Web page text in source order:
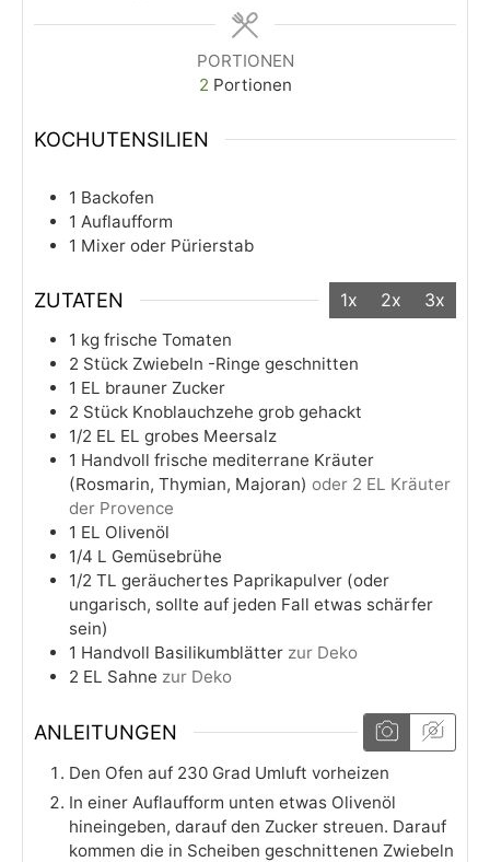
PORTIONEN
2 Portionen
KOCHUTENSILIEN
1 Backofen
1 Auflaufform
1 Mixer oder Pürierstab
ZUTATEN 1x 2x 3x
1 kg frische Tomaten
2 Stück Zwiebeln -Ringe geschnitten
1 EL brauner Zucker
2 Stück Knoblauchzehe grob gehackt
1/2 EL EL grobes Meersalz
1 Handvoll frische mediterrane Kräuter
(Rosmarin, Thymian, Majoran) oder 2 EL Kräuter
der Provence
1 EL Olivenöl
1/4 L Gemüsebrühe
1/2 TL geräuchertes Paprikapulver (oder
ungarisch, sollte auf jeden Fall etwas schärfer
sein)
1 Handvoll Basilikumblätter zur Deko
2 EL Sahne zur Deko
ANLEITUNGEN
Den Ofen auf 230 Grad Umluft vorheizen
In einer Auflaufform unten etwas Olivenöl
hineingeben, darauf den Zucker streuen. Darauf
kommen die in Scheiben geschnittenen Zwiebeln